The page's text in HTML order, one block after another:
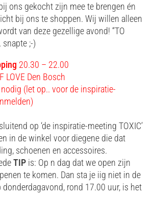
ons gekocht zijn mee te brengen én
bij ons te shoppen. Wij willen alleen
van deze gezellige avond! “TO
snapte ;-)
20.30 – 22.00
LOVE Den Bosch
(let op.. voor de inspiratie-
op ‘de inspiratie-meeting TOXIC’
in de winkel voor diegene die dat
schoenen en accessoires.
TIP is: Op n dag dat we open zijn
te komen. Dan sta je iig niet in de
rond 17.00 uur, is het